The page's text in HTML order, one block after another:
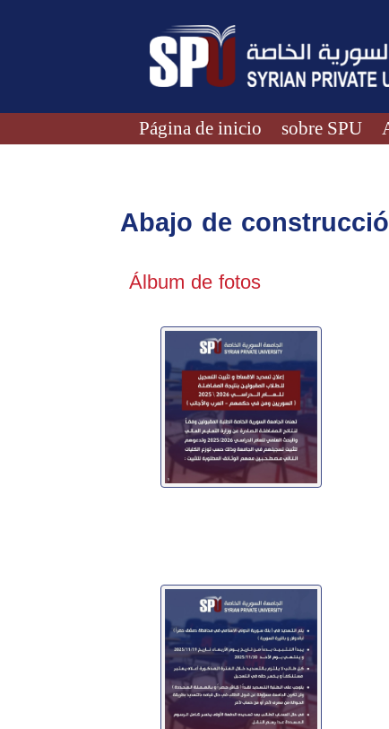
Página de inicio sobre SPU
Abajo de
Álbum de fotos